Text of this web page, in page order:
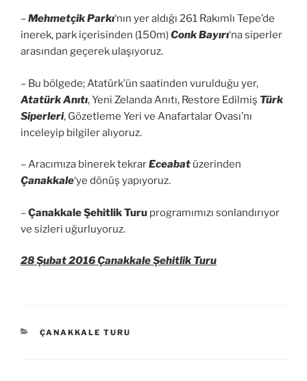
–Mehmetçik Parkı‘nın yer aldığı 261 Rakımlı Tepe’de
inerek, park içerisinden (150m)Conk Bayırı‘na siperler
arasından geçerek ulaşıyoruz.
– Bu bölgede; Atatürk’ün saatinden vurulduğu yer,
Atatürk Anıtı, Yeni Zelanda Anıtı, Restore Edilmiş Türk
Siperleri, Gözetleme Yeri ve Anafartalar Ovası’nı
inceleyip bilgiler alıyoruz.
– Aracımıza binerek tekrarEceabat üzerinden
Çanakkale‘ye dönüş yapıyoruz.
–Çanakkale Şehitlik Turu programımızı sonlandırıyor
ve sizleri uğurluyoruz.
28 Şubat 2016 Çanakkale Şehitlik Turu
KATEGORILER
ÇANAKKALE TURU